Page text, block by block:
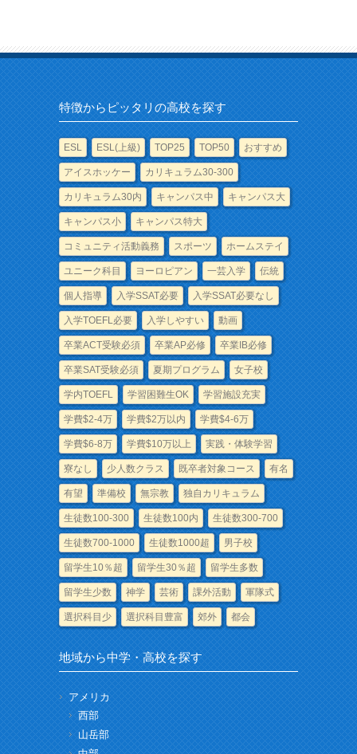
特徴からピッタリの高校を探す
ESL ESL(上級) TOP25 TOP50 おすすめ
アイスホッケー カリキュラム30-300
カリキュラム30内 キャンパス中 キャンパス大
キャンパス小 キャンパス特大
コミュニティ活動義務 スポーツ ホームステイ
ユニーク科目 ヨーロピアン 一芸入学 伝統
個人指導 入学SSAT必要 入学SSAT必要なし
入学TOEFL必要 入学しやすい 動画
卒業ACT受験必須 卒業AP必修 卒業IB必修
卒業SAT受験必須 夏期プログラム 女子校
学内TOEFL 学習困難生OK 学習施設充実
学費$2-4万 学費$2万以内 学費$4-6万
学費$6-8万 学費$10万以上 実践・体験学習
寮なし 少人数クラス 既卒者対象コース 有名
有望 準備校 無宗教 独自カリキュラム
生徒数100-300 生徒数100内 生徒数300-700
生徒数700-1000 生徒数1000超 男子校
留学生10％超 留学生30％超 留学生多数
留学生少数 神学 芸術 課外活動 軍隊式
選択科目少 選択科目豊富 郊外 都会
地域から中学・高校を探す
アメリカ
西部
山岳部